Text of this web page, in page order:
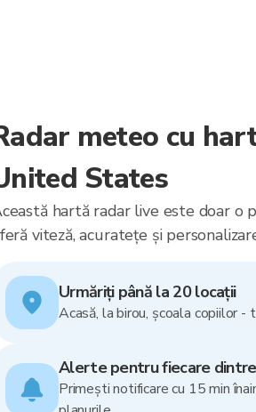
meteo cu
States
hartă radar live este doar o
viteză, acuratețe și
Urmăriți până la 20 locații
Acasă, la birou, școala copiilor -
Alerte pentru fiecare
Primești notificare cu 15 min